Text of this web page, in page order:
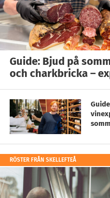
Guide: Bjud på
och charkbricka –
RÖSTER FRÅN SKELLEFTEÅ